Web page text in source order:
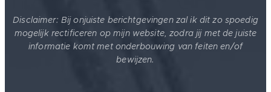
Disclaimer: Bij onjuiste berichtgevingen zal ik dit zo spoedig
mogelijk rectificeren op mijn website, zodra jij met de juiste
informatie komt met onderbouwing van feiten en/of
bewijzen.